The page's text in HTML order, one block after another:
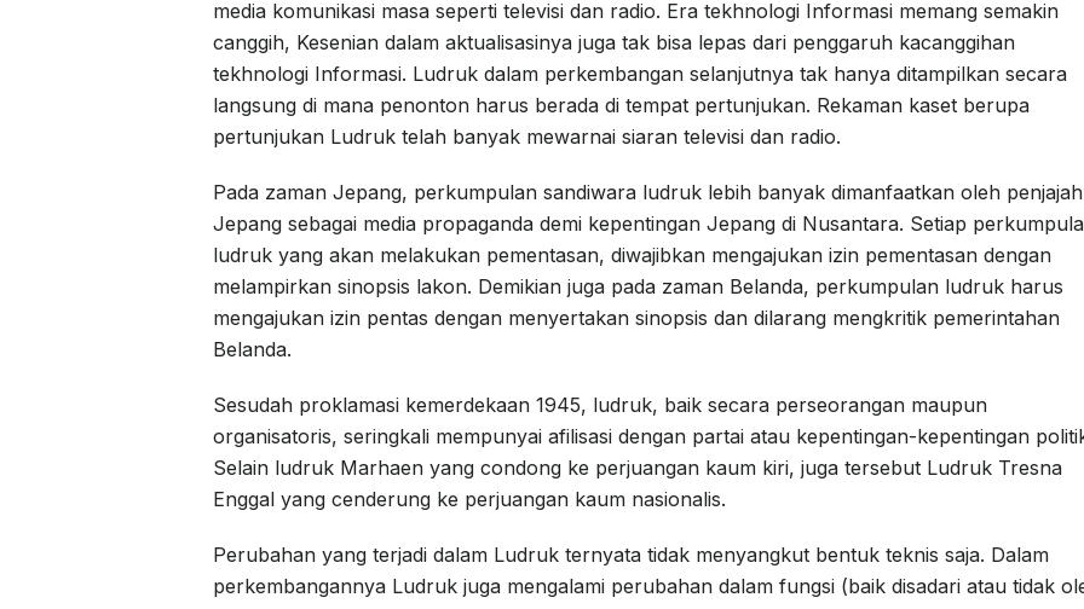
media komunikasi masa seperti televisi dan radio. Era tekhnologi Informasi memang semakin
canggih, Kesenian dalam aktualisasinya juga tak bisa lepas dari penggaruh kacanggihan
tekhnologi Informasi. Ludruk dalam perkembangan selanjutnya tak hanya ditampilkan secara
langsung di mana penonton harus berada di tempat pertunjukan. Rekaman kaset berupa
pertunjukan Ludruk telah banyak mewarnai siaran televisi dan radio.
Pada zaman Jepang, perkumpulan sandiwara ludruk lebih banyak dimanfaatkan oleh penjajah
Jepang sebagai media propaganda demi kepentingan Jepang di Nusantara. Setiap
ludruk yang akan melakukan pementasan, diwajibkan mengajukan izin pementasan dengan
melampirkan sinopsis lakon. Demikian juga pada zaman Belanda, perkumpulan ludruk harus
mengajukan izin pentas dengan menyertakan sinopsis dan dilarang mengkritik pemerintahan
Belanda.
Sesudah proklamasi kemerdekaan 1945, ludruk, baik secara perseorangan maupun
organisatoris, seringkali mempunyai afilisasi dengan partai atau kepentingan-kepentingan
Selain ludruk Marhaen yang condong ke perjuangan kaum kiri, juga tersebut Ludruk Tresna
Enggal yang cenderung ke perjuangan kaum nasionalis.
Perubahan yang terjadi dalam Ludruk ternyata tidak menyangkut bentuk teknis saja. Dalam
perkembangannya Ludruk juga mengalami perubahan dalam fungsi (baik disadari atau tidak